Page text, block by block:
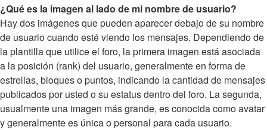
¿Qué es la imagen al lado de mi nombre de usuario?
Hay dos imágenes que pueden aparecer debajo de su nombre
de usuario cuando esté viendo los mensajes. Dependiendo de
la plantilla que utilice el foro, la primera imagen está asociada
a la posición (rank) del usuario, generalmente en forma de
estrellas, bloques o puntos, indicando la cantidad de mensajes
publicados por usted o su estatus dentro del foro. La segunda,
usualmente una imagen más grande, es conocida como avatar
y generalmente es única o personal para cada usuario.